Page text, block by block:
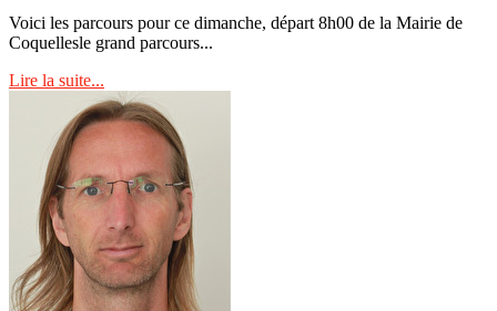
Voici les parcours pour ce dimanche, départ 8h00 de la Mairie de
Coquellesle grand parcours...
Lire la suite...